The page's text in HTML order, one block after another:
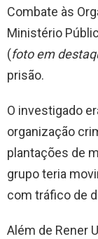
Combate às
Ministério
(foto em
prisão.
O investigado
organização
plantações de
grupo teria
com tráfico de
Além de Rener